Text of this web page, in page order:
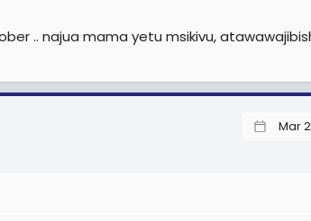
.. najua mama yetu msikivu,
Mar